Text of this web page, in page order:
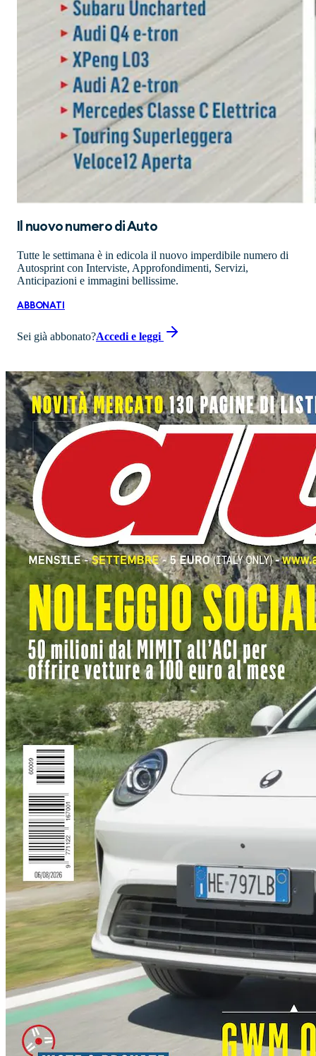
Il nuovo numero diAuto
Tutte le settimana è in edicola il nuovo imperdibile numero di
Autosprint con Interviste, Approfondimenti, Servizi,
Anticipazioni e immagini bellissime.
ABBONATI
Sei già abbonato?Accedi e leggi